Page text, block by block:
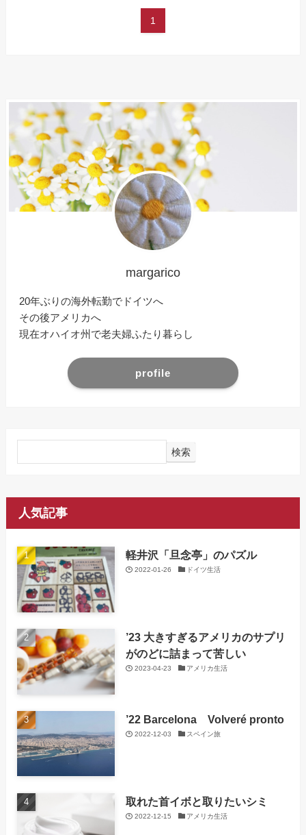
1
margarico
20年ぶりの海外転勤でドイツへ
その後アメリカへ
現在オハイオ州で老夫婦ふたり暮らし
profile
検索
人気記事
軽井沢「旦念亭」のパズル
2022-01-26 ドイツ生活
’23 大きすぎるアメリカのサプリ
がのどに詰まって苦しい
2023-04-23 アメリカ生活
’22 Barcelona Volveré pronto
2022-12-03 スペイン旅
取れた首イボと取りたいシミ
2022-12-15 アメリカ生活